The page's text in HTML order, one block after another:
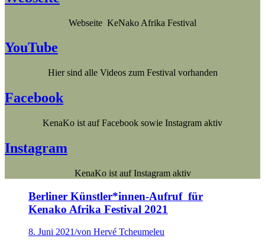
Webseite KeNako Afrika Festival
YouTube
Hier sind alle Videos zum Festival vorhanden
Facebook
KenaKo ist auf Facebook sowie Instagram aktiv
Instagram
KenaKo ist auf Instagram aktiv
Berliner Künstler*innen-Aufruf für
Kenako Afrika Festival 2021
8. Juni 2021/von Hervé Tcheumeleu